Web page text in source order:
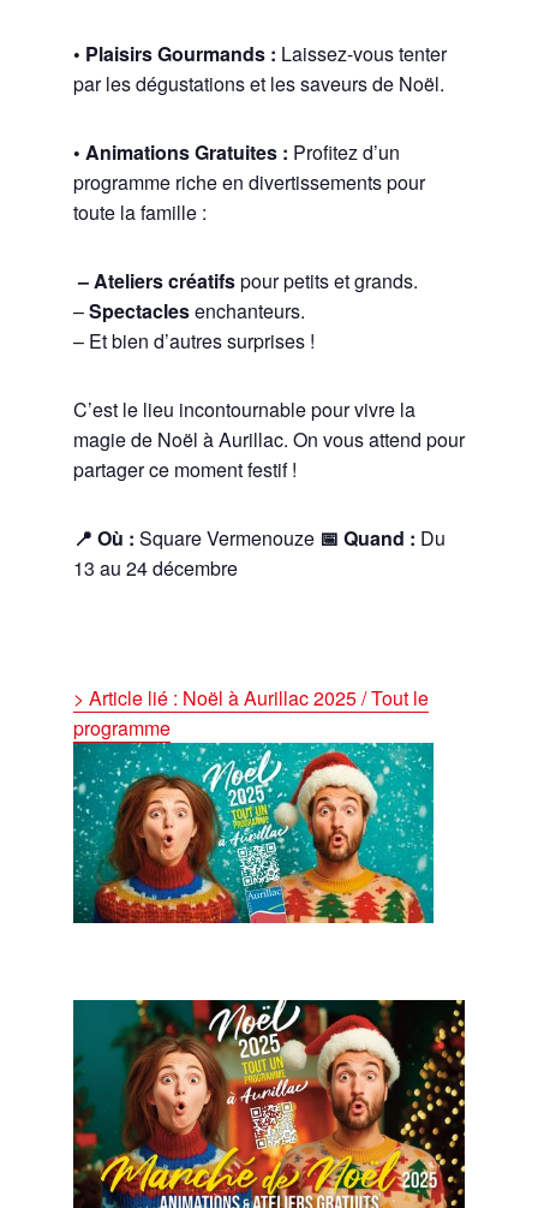
• Plaisirs Gourmands : Laissez-vous tenter
par les dégustations et les saveurs de Noël.
• Animations Gratuites : Profitez d’un
programme riche en divertissements pour
toute la famille :
– Ateliers créatifspour petits et grands.
–Spectaclesenchanteurs.
– Et bien d’autres surprises !
C’est le lieu incontournable pour vivre la
magie de Noël à Aurillac. On vous attend pour
partager ce moment festif !
📍 Où : Square Vermenouze 📅 Quand : Du
13 au 24 décembre
> Article lié : Noël à Aurillac 2025 / Tout le
programme